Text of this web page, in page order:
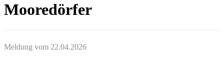
Mooredörfer
Meldung vom 22.04.2026